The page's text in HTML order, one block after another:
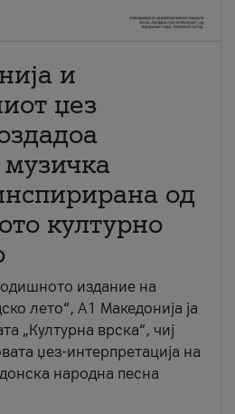
и
џез
од
културно
издание на
лето“, А1 Македонија ја
„Културна врска“, чиј
џез-интерпретација на
народна песна